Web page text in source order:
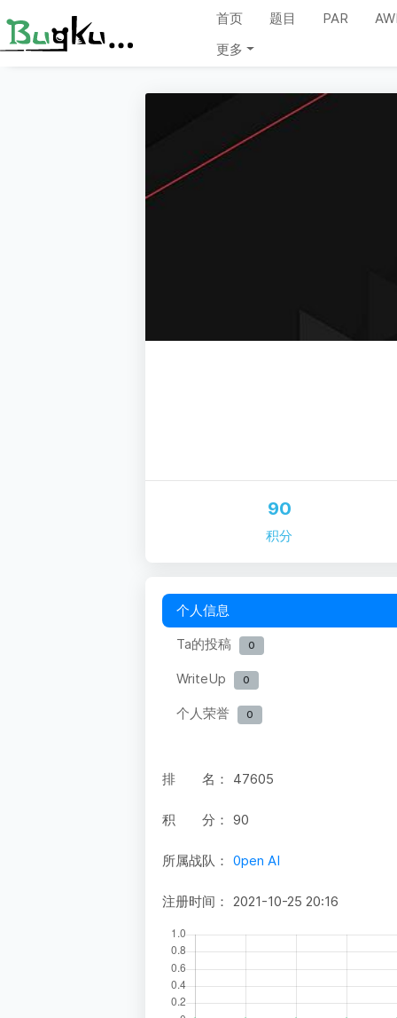
首页 题目 PAR
更多
90
积分
个人信息
Ta的投稿
0
WriteUp 0
个人荣誉 0
排 名： 47605
积 分： 90
所属战队： 0pen AI
注册时间： 2021-10-25 20:16